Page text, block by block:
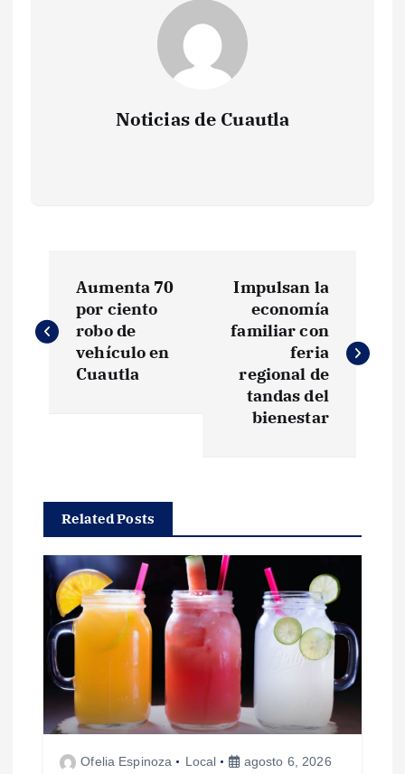
Noticias de Cuautla
a
a
c
ó
n
d
Aumenta 70
por ciento
robo de
vehículo en
Cuautla
Impulsan la
economía
familiar con
feria
regional de
tandas del
bienestar
Related Posts
Ofelia Espinoza Local agosto 6, 2026